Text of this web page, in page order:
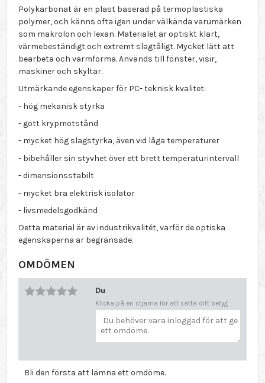
Polykarbonat är en plast baserad på termoplastiska
polymer, och känns ofta igen under välkända varumärken
som makrolon och lexan. Materialet är optiskt klart,
värmebeständigt och extremt slagtåligt. Mycket lätt att
bearbeta och varmforma. Används till fönster, visir,
maskiner och skyltar.
Utmärkande egenskaper för PC- teknisk kvalitet:
- hög mekanisk styrka
- gott krypmotstånd
- mycket hög slagstyrka, även vid låga temperaturer
- bibehåller sin styvhet över ett brett temperaturintervall
- dimensionsstabilt
- mycket bra elektrisk isolator
- livsmedelsgodkänd
Detta material är av industrikvalitét, varför de optiska
egenskaperna är begränsade.
OMDÖMEN
Du
Klicka på en stjärna för att sätta ditt betyg
Bli den första att lämna ett omdöme.